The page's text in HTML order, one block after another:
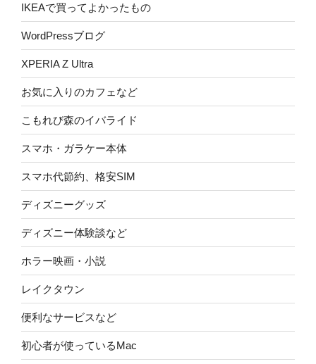
IKEAで買ってよかったもの
WordPressブログ
XPERIA Z Ultra
お気に入りのカフェなど
こもれび森のイバライド
スマホ・ガラケー本体
スマホ代節約、格安SIM
ディズニーグッズ
ディズニー体験談など
ホラー映画・小説
レイクタウン
便利なサービスなど
初心者が使っているMac